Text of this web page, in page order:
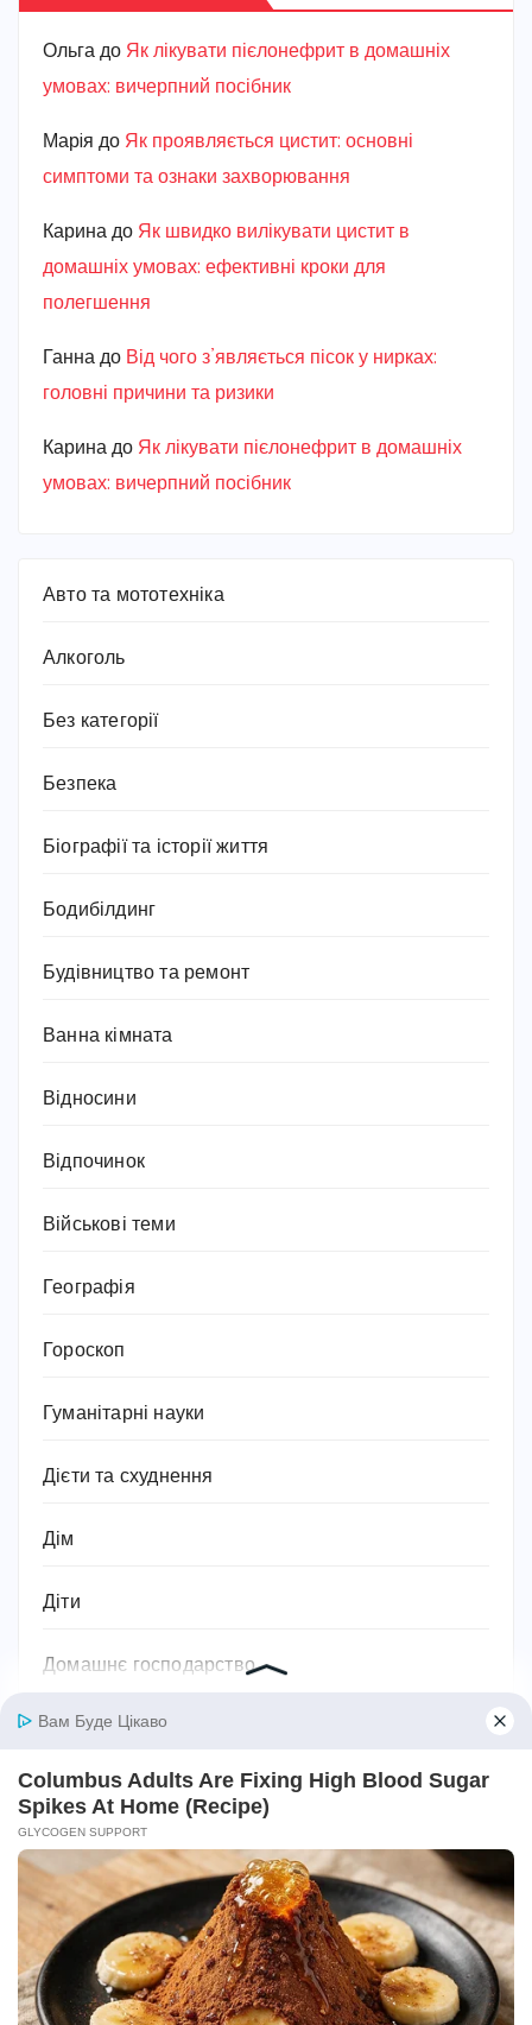
Ольга до Як лікувати пієлонефрит в домашніх
умовах: вичерпний посібник
Марiя до Як проявляється цистит: основні
симптоми та ознаки захворювання
Карина до Як швидко вилікувати цистит в
домашніх умовах: ефективні кроки для
полегшення
Ганна до Від чого з’являється пісок у нирках:
головні причини та ризики
Карина до Як лікувати пієлонефрит в домашніх
умовах: вичерпний посібник
Авто та мототехніка
Алкоголь
Без категорії
Безпека
Біографії та історії життя
Бодибілдинг
Будівництво та ремонт
Ванна кімната
Відносини
Відпочинок
Військові теми
Географія
Гороскоп
Гуманітарні науки
Дієти та схуднення
Дім
Діти
Домашнє господарство
Домашні улюбленці
Домашній затишок
Закони України
Здоров'я
Імена та значення імен